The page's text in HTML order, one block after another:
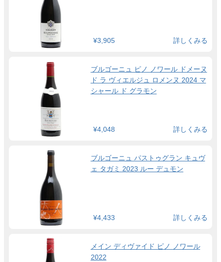
¥3,905 詳しくみる
ブルゴーニュ ピノ ノワール ドメーヌ
ド ラ ヴィエルジュ ロメンヌ 2024 マ
シャール ド グラモン
¥4,048 詳しくみる
ブルゴーニュ パストゥグラン キュヴ
ェ タガミ 2023 ルー デュモン
¥4,433 詳しくみる
メイン ディヴァイド ピノ ノワール
2022